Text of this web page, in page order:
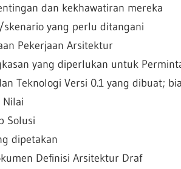
dan kekhawatiran mereka
yang perlu ditangani
Pekerjaan Arsitektur
yang diperlukan untuk
Teknologi Versi 0.1 yang dibuat;
Nilai
Solusi
dipetakan
Definisi Arsitektur Draf